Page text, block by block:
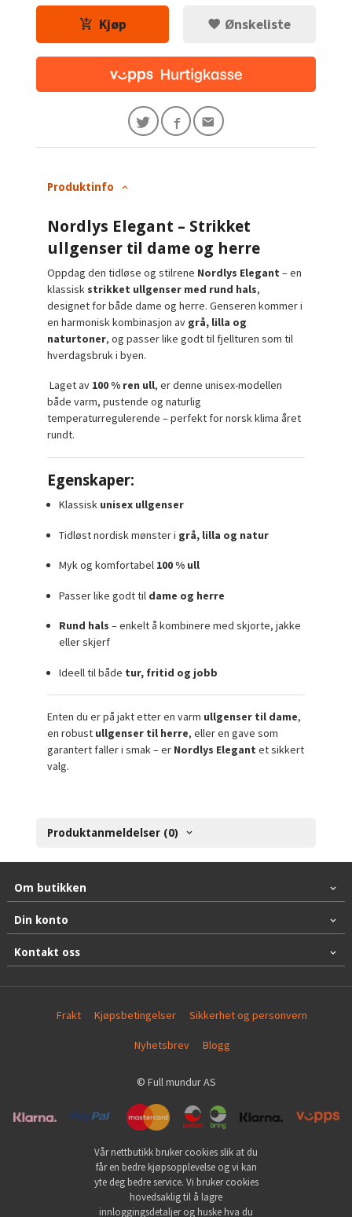
Kjøp Ønskeliste
Produktinfo
Nordlys Elegant – Strikket
ullgenser til dame og herre
Oppdag den tidløse og stilrene Nordlys Elegant – en
klassisk strikket ullgenser med rund hals,
designet for både dame og herre. Genseren kommer i
en harmonisk kombinasjon av grå, lilla og
naturtoner, og passer like godt til fjellturen som til
hverdagsbruk i byen.
Laget av 100 % ren ull, er denne unisex-modellen
både varm, pustende og naturlig
temperaturregulerende – perfekt for norsk klima året
rundt.
Egenskaper:
Klassisk unisex ullgenser
Tidløst nordisk mønster i grå, lilla og natur
Myk og komfortabel 100 % ull
Passer like godt til dame og herre
Rund hals – enkelt å kombinere med skjorte, jakke
eller skjerf
Ideell til både tur, fritid og jobb
Enten du er på jakt etter en varm ullgenser til dame,
en robust ullgenser til herre, eller en gave som
garantert faller i smak – er Nordlys Elegant et sikkert
valg.
Produktanmeldelser (0)
Om butikken
Din konto
Kontakt oss
Frakt Kjøpsbetingelser Sikkerhet og personvern
Nyhetsbrev Blogg
© Full mundur AS
Vår nettbutikk bruker cookies slik at du
får en bedre kjøpsopplevelse og vi kan
yte deg bedre service. Vi bruker cookies
hovedsaklig til å lagre
innloggingsdetaljer og huske hva du